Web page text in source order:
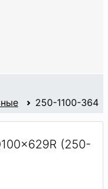
250-1100-364
(250-